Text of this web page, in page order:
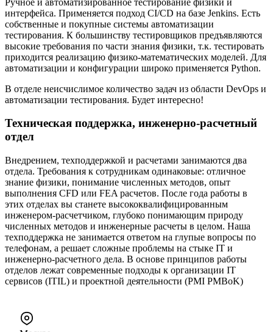
интерфейса. Применяется подход CI/CD на базе Jenkins. Есть
собственные и покупные системы автоматизации
тестирования. К большинству тестировщиков предъявляются
высокие требования по части знания физики, т.к. тестировать
приходится реализацию физико-математических моделей. Для
автоматизации и конфигурации широко применяется Python.
В отделе неисчислимое количество задач из области DevOps и
автоматизации тестирования. Будет интересно!
Техническая поддержка, инженерно-расчетный
отдел
Внедрением, техподдержкой и расчетами занимаются два
отдела. Требования к сотрудникам одинаковые: отличное
знание физики, понимание численных методов, опыт
выполнения CFD или FEA расчетов. После года работы в
этих отделах вы станете высококвалифицированным
инженером-расчетчиком, глубоко понимающим природу
численных методов и инженерные расчеты в целом. Наша
техподдержка не занимается ответом на глупые вопросы по
телефонам, а решает сложные проблемы на стыке IT и
инженерно-расчетного дела. В основе принципов работы
отделов лежат современные подходы к организации IT
сервисов (ITIL) и проектной деятельности (PMI PMBoK)